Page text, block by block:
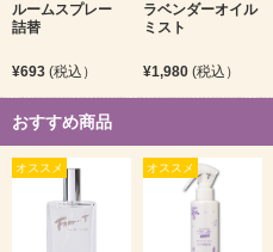
ルームスプレー
詰替
¥693 (税込）
ラベンダーオイル
ミスト
¥1,980 (税込）
おすすめ商品
オススメ オススメ